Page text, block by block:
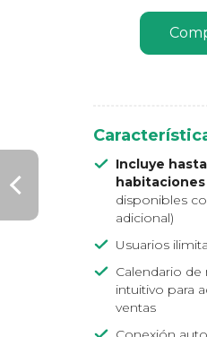
Incluye
habitaciones
disponibles
adicional)
Usuarios
Calendario de
intuitivo para
ventas